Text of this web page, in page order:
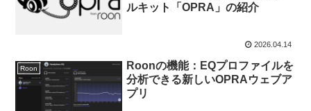
ルキット「OPRA」の紹介
2026.04.14
Roon
Roonの機能：EQプロファイルを
分析できる新しいOPRAウェブア
プリ